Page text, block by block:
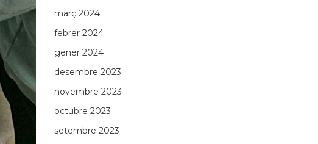
març 2024
febrer 2024
gener 2024
desembre 2023
novembre 2023
octubre 2023
setembre 2023